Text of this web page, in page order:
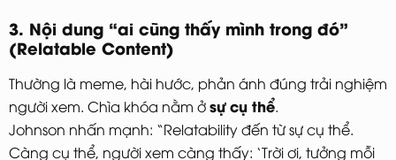
3. Nội dung “ai cũng thấy mình trong đó”
(Relatable Content)
Thường là meme, hài hước, phản ánh đúng trải nghiệm
người xem. Chìa khóa nằm ởsự cụ thể.
Johnson nhấn mạnh: “Relatability đến từ sự cụ thể.
Càng cụ thể, người xem càng thấy: ‘Trời ơi, tưởng mỗi